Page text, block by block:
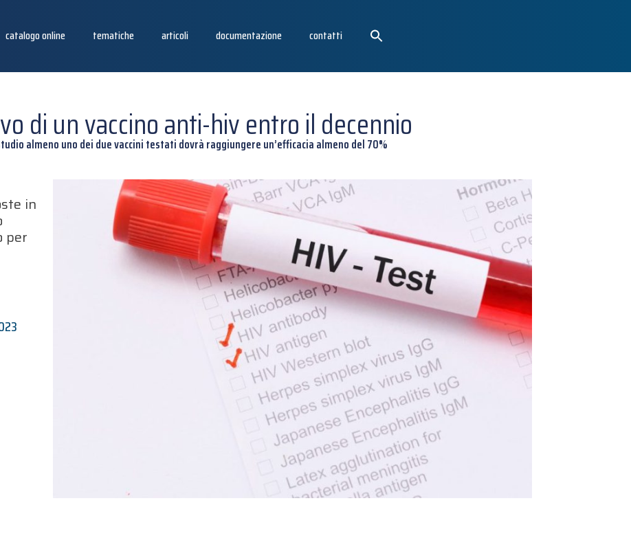
catalogo online tematiche articoli documentazione contatti
di un vaccino anti-hiv entro il decennio
almeno uno dei due vaccini testati dovrà raggiungere un’efficacia almeno del 70%
in
per